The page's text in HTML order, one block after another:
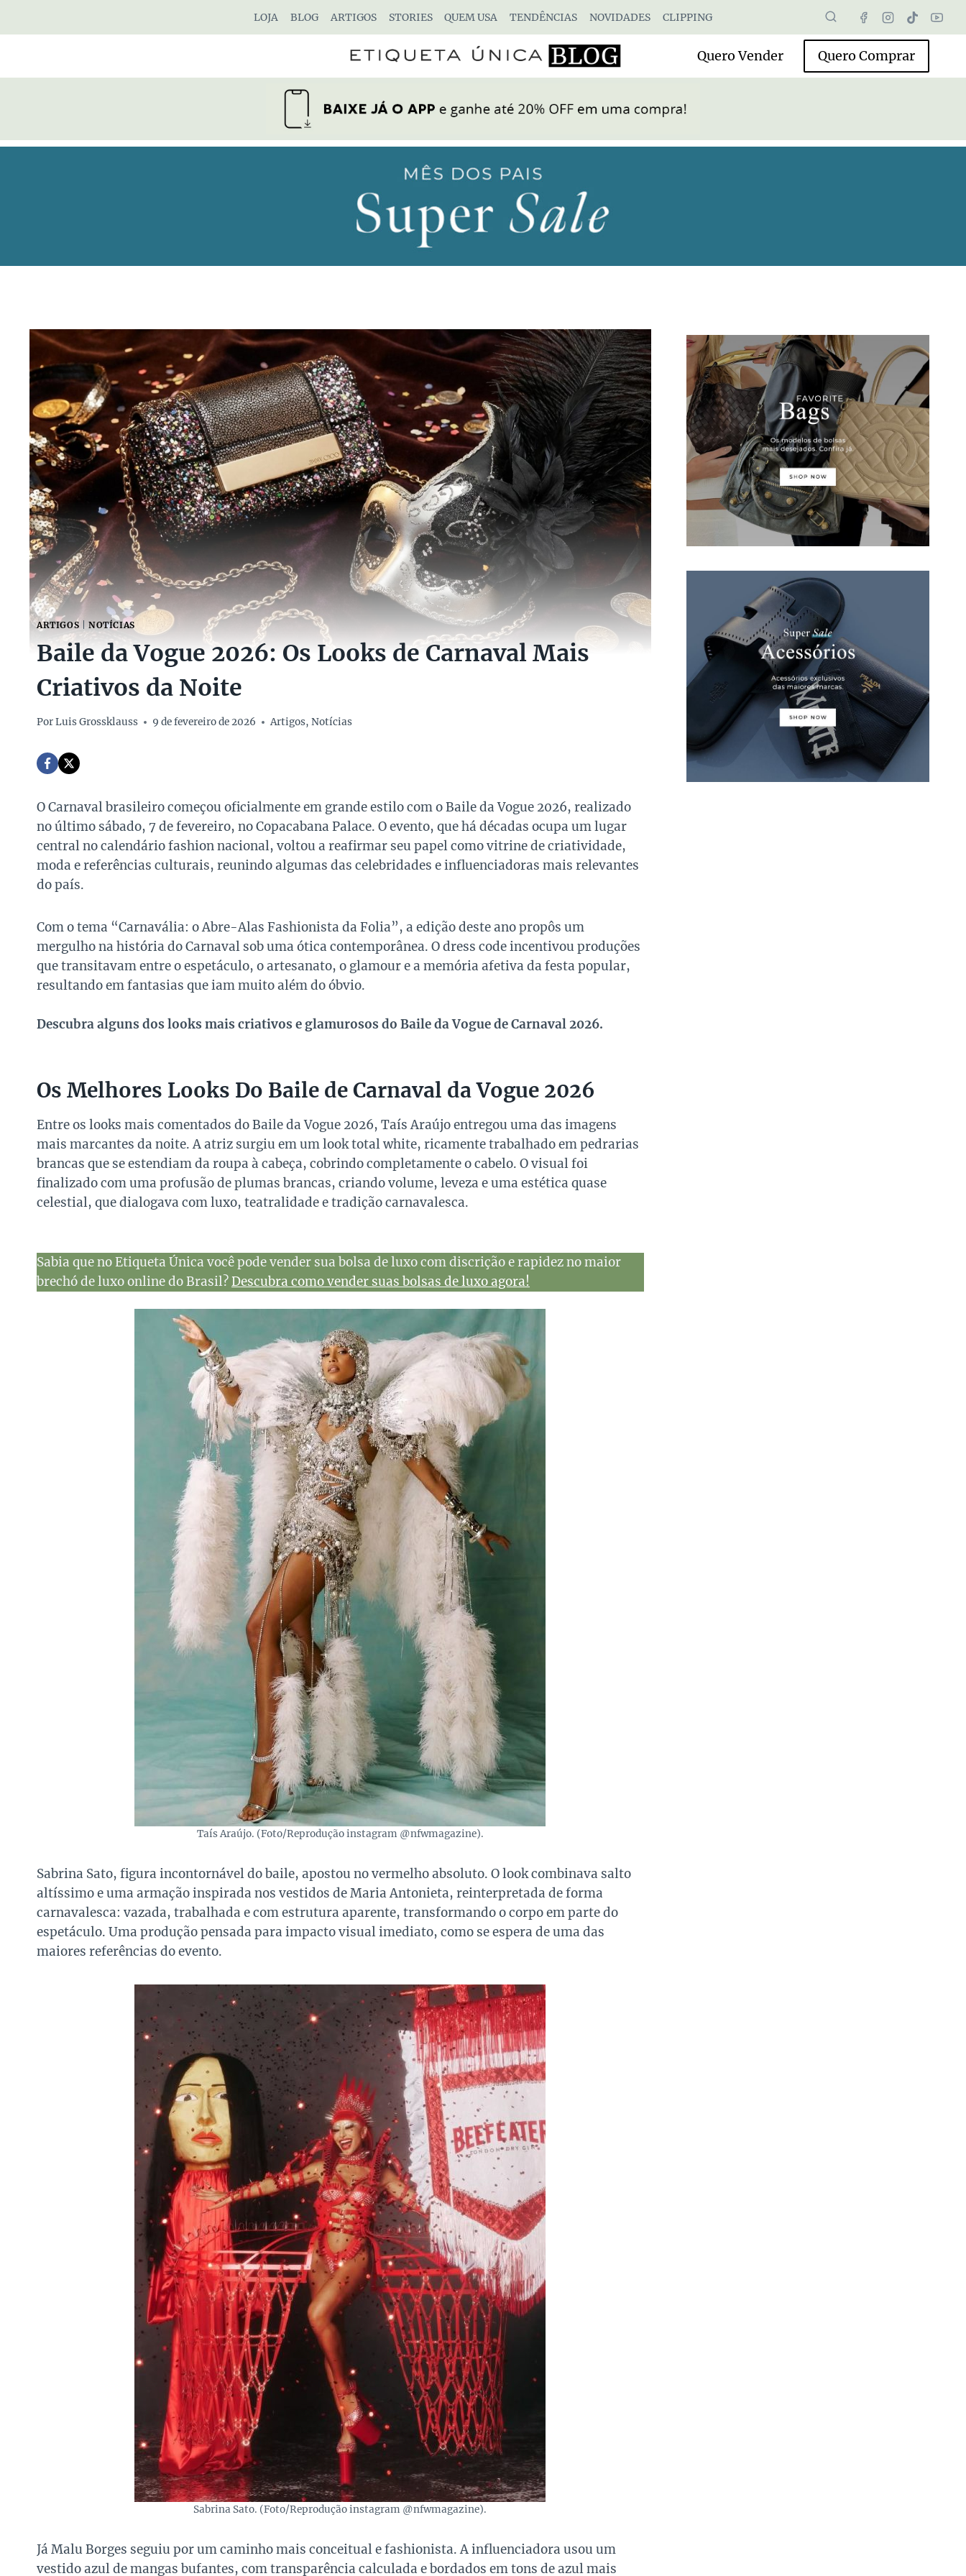
LOJA BLOG ARTIGOS STORIES QUEM USA TENDÊNCIAS NOVIDADES CLIPPING
Quero Vender Quero Comprar
ARTIGOS NOTÍCIAS
Baile da Vogue 2026: Os Looks de Carnaval Mais
Criativos da Noite
PorLuis Grossklauss 9 de fevereiro de 2026 Artigos,Notícias
O Carnaval brasileiro começou oficialmente em grande estilo com o Baile da Vogue 2026, realizado
no último sábado, 7 de fevereiro, no Copacabana Palace. O evento, que há décadas ocupa um lugar
central no calendário fashion nacional, voltou a reafirmar seu papel como vitrine de criatividade,
moda e referências culturais, reunindo algumas das celebridades e influenciadoras mais relevantes
do país.
Com o tema “Carnavália: o Abre-Alas Fashionista da Folia”, a edição deste ano propôs um
mergulho na história do Carnaval sob uma ótica contemporânea. O dress code incentivou produções
que transitavam entre o espetáculo, o artesanato, o glamour e a memória afetiva da festa popular,
resultando em fantasias que iam muito além do óbvio.
Descubra alguns dos looks mais criativos e glamurosos do Baile da Vogue de Carnaval 2026.
Os Melhores Looks Do Baile de Carnaval da Vogue 2026
Entre os looks mais comentados do Baile da Vogue 2026, Taís Araújo entregou uma das imagens
mais marcantes da noite. A atriz surgiu em um look total white, ricamente trabalhado em pedrarias
brancas que se estendiam da roupa à cabeça, cobrindo completamente o cabelo. O visual foi
finalizado com uma profusão de plumas brancas, criando volume, leveza e uma estética quase
celestial, que dialogava com luxo, teatralidade e tradição carnavalesca.
Sabia que no Etiqueta Única você pode vender sua bolsa de luxo com discrição e rapidez no maior
brechó de luxo online do Brasil?Descubra como vender suas bolsas de luxo agora!
Taís Araújo. (Foto/Reprodução instagram @nfwmagazine).
Sabrina Sato, figura incontornável do baile, apostou no vermelho absoluto. O look combinava salto
altíssimo e uma armação inspirada nos vestidos de Maria Antonieta, reinterpretada de forma
carnavalesca: vazada, trabalhada e com estrutura aparente, transformando o corpo em parte do
espetáculo. Uma produção pensada para impacto visual imediato, como se espera de uma das
maiores referências do evento.
Sabrina Sato. (Foto/Reprodução instagram @nfwmagazine).
Já Malu Borges seguiu por um caminho mais conceitual e fashionista. A influenciadora usou um
vestido azul de mangas bufantes, com transparência calculada e bordados em tons de azul mais